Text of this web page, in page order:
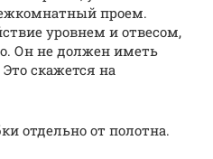
проем.
уровнем и отвесом,
Он не должен иметь
скажется на
отдельно от полотна.